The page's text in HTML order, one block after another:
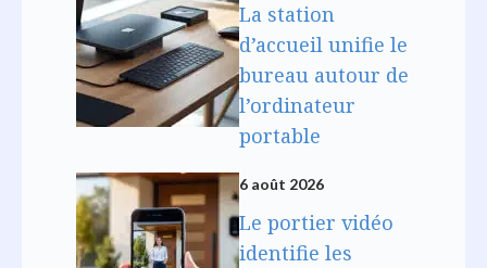
La station
d’accueil unifie le
bureau autour de
l’ordinateur
portable
6 août 2026
Le portier vidéo
identifie les